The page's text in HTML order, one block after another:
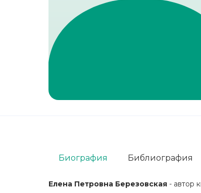
Елена Петровна Березовская - автор
Биография Библиография